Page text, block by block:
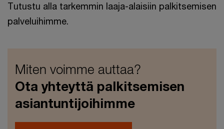
Tutustu alla tarkemmin laaja-alaisiin palkitsemisen
palveluihimme.
Miten voimme auttaa?
Ota yhteyttä palkitsemisen
asiantuntijoihimme